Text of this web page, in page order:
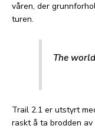
våren, der
turen.
The
Trail 2.1 er utstyrt
raskt å ta brodden